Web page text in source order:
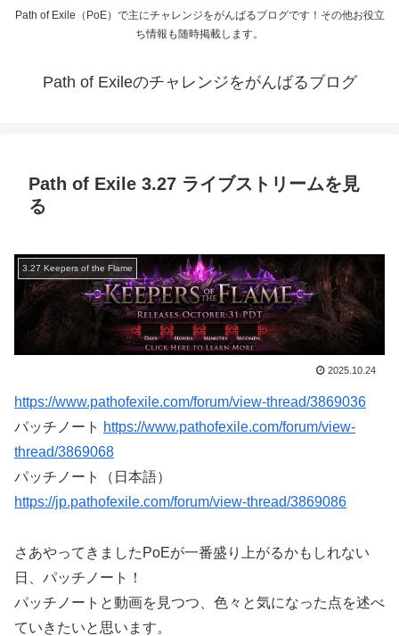
Path of Exile（PoE）で主にチャレンジをがんばるブログです！その他お役立
ち情報も随時掲載します。
Path of Exileのチャレンジをがんばるブログ
Path of Exile 3.27 ライブストリームを見
る
3.27 Keepers of the Flame
2025.10.24
https://www.pathofexile.com/forum/view-thread/3869036
パッチノート https://www.pathofexile.com/forum/view-
thread/3869068
パッチノート（日本語）
https://jp.pathofexile.com/forum/view-thread/3869086
さあやってきましたPoEが一番盛り上がるかもしれない
日、パッチノート！
パッチノートと動画を見つつ、色々と気になった点を述べ
ていきたいと思います。